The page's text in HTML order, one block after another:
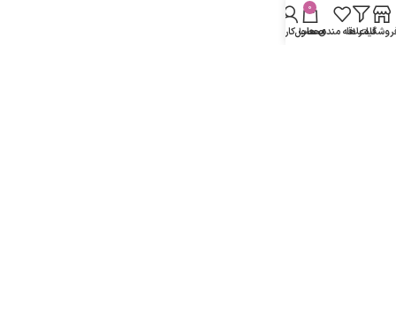
- صفحه اصلی
فیلتر ها
علاقه مندی ها
0
محصول
حساب کاربری من